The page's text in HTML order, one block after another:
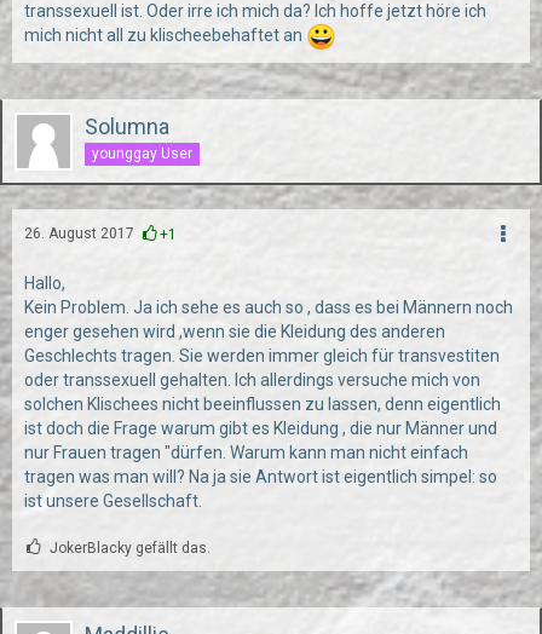
transsexuell ist. Oder irre ich mich da? Ich hoffe jetzt höre ich
mich nicht all zu klischeebehaftet an
Solumna
younggay User
26. August 2017 +1
Hallo,
Kein Problem. Ja ich sehe es auch so , dass es bei Männern noch
enger gesehen wird ,wenn sie die Kleidung des anderen
Geschlechts tragen. Sie werden immer gleich für transvestiten
oder transsexuell gehalten. Ich allerdings versuche mich von
solchen Klischees nicht beeinflussen zu lassen, denn eigentlich
ist doch die Frage warum gibt es Kleidung , die nur Männer und
nur Frauen tragen "dürfen. Warum kann man nicht einfach
tragen was man will? Na ja sie Antwort ist eigentlich simpel: so
ist unsere Gesellschaft.
JokerBlacky gefällt das.